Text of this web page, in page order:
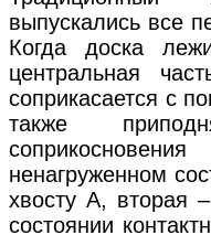
выпускались все
Когда доска
центральная
соприкасается с
также
ненагруженном
хвосту А, вторая
состоянии